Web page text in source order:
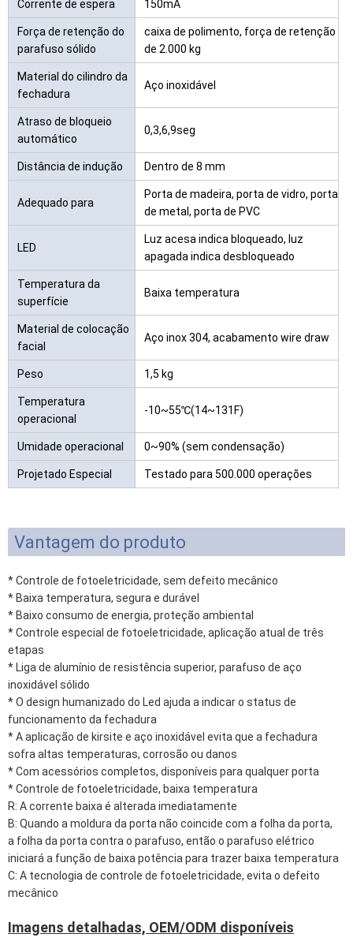
Corrente de espera 150mA
Força de retenção do
parafuso sólido
caixa de polimento, força de retenção
de 2.000 kg
Material do cilindro da
fechadura
Aço inoxidável
Atraso de bloqueio
automático
0,3,6,9seg
Distância de indução Dentro de 8 mm
Adequado para
Porta de madeira, porta de vidro, porta
de metal, porta de PVC
LED
Luz acesa indica bloqueado, luz
apagada indica desbloqueado
Temperatura da
superfície
Baixa temperatura
Material de colocação
facial
Aço inox 304, acabamento wire draw
Peso 1,5 kg
Temperatura
operacional
-10~55℃(14~131F)
Umidade operacional 0~90% (sem condensação)
Projetado Especial Testado para 500.000 operações
Vantagem do produto
* Controle de fotoeletricidade, sem defeito mecânico
* Baixa temperatura, segura e durável
* Baixo consumo de energia, proteção ambiental
* Controle especial de fotoeletricidade, aplicação atual de três
etapas
* Liga de alumínio de resistência superior, parafuso de aço
inoxidável sólido
* O design humanizado do Led ajuda a indicar o status de
funcionamento da fechadura
* A aplicação de kirsite e aço inoxidável evita que a fechadura
sofra altas temperaturas, corrosão ou danos
* Com acessórios completos, disponíveis para qualquer porta
* Controle de fotoeletricidade, baixa temperatura
R: A corrente baixa é alterada imediatamente
B: Quando a moldura da porta não coincide com a folha da porta,
a folha da porta contra o parafuso, então o parafuso elétrico
iniciará a função de baixa potência para trazer baixa temperatura
C: A tecnologia de controle de fotoeletricidade, evita o defeito
mecânico
Imagens detalhadas, OEM/ODM disponíveis